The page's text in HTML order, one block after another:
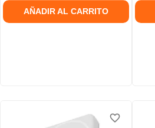
AÑADIR AL CARRITO
favorite_border
favorite_border
favorite_border